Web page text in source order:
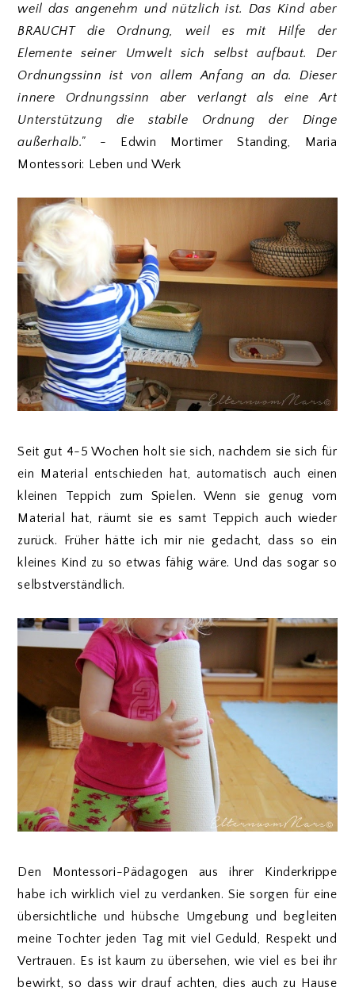
weil das angenehm und nützlich ist. Das Kind aber
BRAUCHT
die Ordnung, weil es mit Hilfe der
Elemente seiner Umwelt sich selbst aufbaut. Der
Ordnungssinn ist von allem Anfang an da. Dieser
innere Ordnungssinn aber verlangt als eine Art
Unterstützung die stabile Ordnung der Dinge
außerhalb." - Edwin Mortimer Standing, Maria
Montessori: Leben und Werk
Seit gut 4-5 Wochen holt sie sich, nachdem sie sich für
ein Material entschieden hat, automatisch auch einen
kleinen Teppich zum Spielen. Wenn sie genug vom
Material hat, räumt sie es samt Teppich auch wieder
zurück. Früher hätte ich mir nie gedacht, dass so ein
kleines Kind zu so etwas fähig wäre. Und das sogar so
selbstverständlich.
Den Montessori-Pädagogen aus ihrer Kinderkrippe
habe ich wirklich viel zu verdanken. Sie sorgen für eine
übersichtliche und hübsche Umgebung und begleiten
meine Tochter jeden Tag mit viel Geduld, Respekt und
Vertrauen. Es ist kaum zu übersehen, wie viel es bei ihr
bewirkt, so dass wir drauf achten, dies auch zu Hause